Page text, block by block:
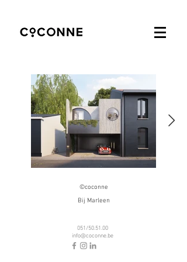
©coconne
Bij Marleen
051/50.51.00
info@coconne.be